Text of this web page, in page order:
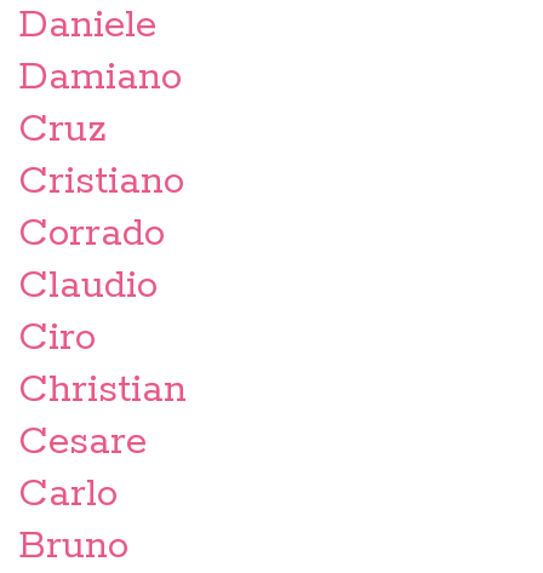
Daniele
Damiano
Cruz
Cristiano
Corrado
Claudio
Ciro
Christian
Cesare
Carlo
Bruno